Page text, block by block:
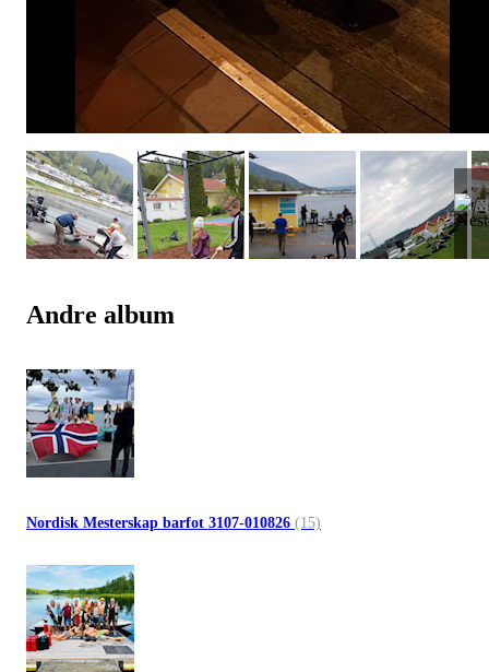
Andre album
Nordisk Mesterskap barfot 3107-010826 (15)